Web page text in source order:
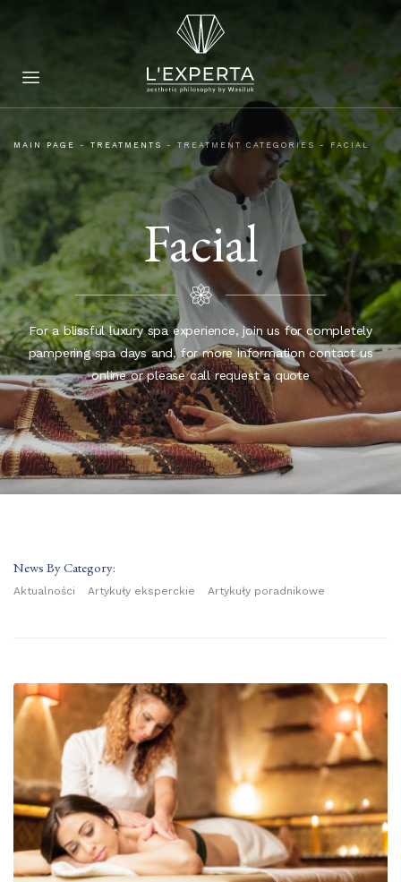
MAIN PAGE - TREATMENTS - TREATMENT CATEGORIES - FACIAL
Facial
For a blissful luxury spa experience, join us for completely
pampering spa days and, for more information contact us
online or please call request a quote
News By Category:
Aktualności Artykuły eksperckie Artykuły poradnikowe